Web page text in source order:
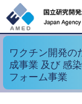
ワクチン開発の
成事業 及び 感
フォーム事業